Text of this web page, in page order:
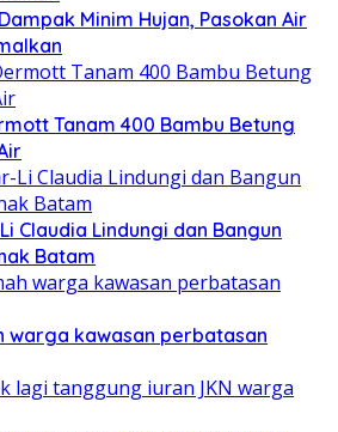
Minim Hujan, Pasokan Air
Tanam 400 Bambu Betung
Claudia Lindungi dan Bangun
Batam
warga kawasan perbatasan